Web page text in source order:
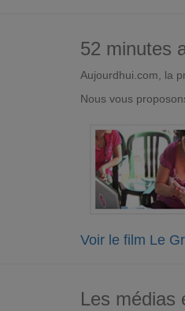
52 minutes
Aujourdhui.com, la
Nous vous
Voir le film Le
Les médias